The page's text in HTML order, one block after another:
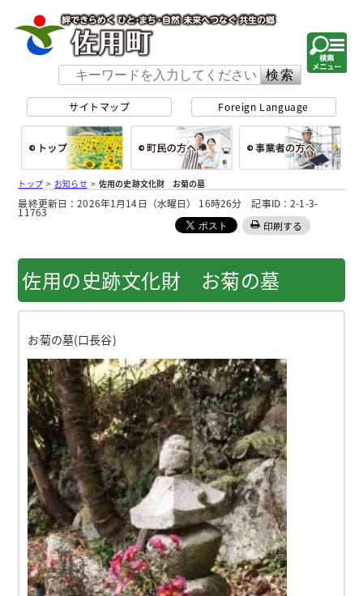
サイトマップ Foreign Language
総合トップ
トップ> お知らせ>佐用の史跡文化財 お菊の墓
最終更新日：2026年1月14日（水曜日） 16時26分 記事ID：2-1-3-
11763
印刷する
佐用の史跡文化財 お菊の墓
お菊の墓(口長谷)